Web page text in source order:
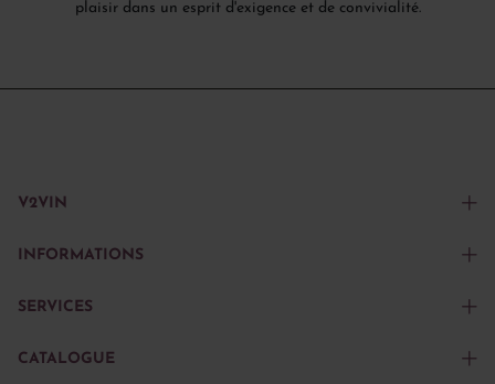
plaisir dans un esprit d'exigence et de convivialité.
V2VIN
INFORMATIONS
SERVICES
CATALOGUE